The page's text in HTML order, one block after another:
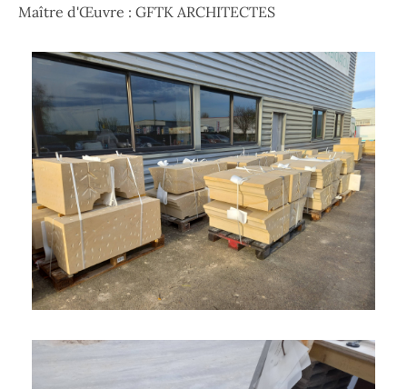
Maître d'Œuvre : GFTK ARCHITECTES